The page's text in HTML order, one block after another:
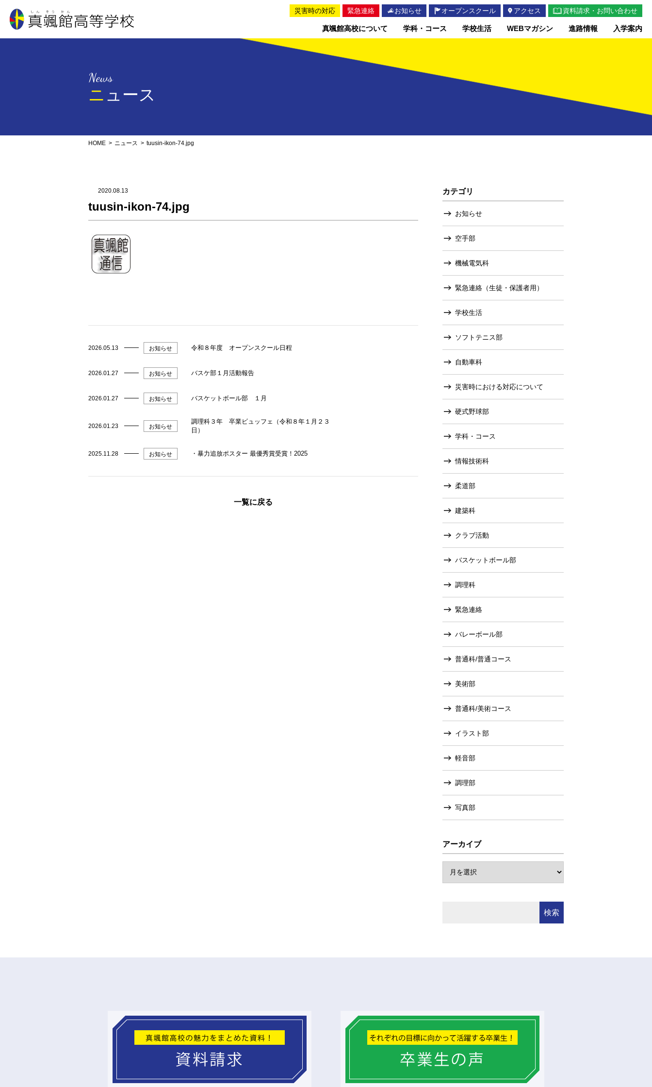
真颯館高校について
学科・コース 学校生活 WEBマガシン 進路情報 入学案内
災害時の対応 緊急連絡 お知らせ オープンスクール アクセス 資料請求・お問い合わせ
News
ニュース
HOME ニュース tuusin-ikon-74.jpg
2020.08.13
tuusin-ikon-74.jpg
2026.05.13 お知らせ 令和８年度 オープンスクール日程
2026.01.27 お知らせ バスケ部１月活動報告
2026.01.27 お知らせ バスケットボール部 １月
2026.01.23 お知らせ
調理科３年 卒業ビュッフェ（令和８年１月２３
日）
2025.11.28 お知らせ ・暴力追放ポスター 最優秀賞受賞！2025
一覧に戻る
カテゴリ
お知らせ
空手部
機械電気科
緊急連絡（生徒・保護者用）
学校生活
ソフトテニス部
自動車科
災害時における対応について
硬式野球部
学科・コース
情報技術科
柔道部
建築科
クラブ活動
バスケットボール部
調理科
緊急連絡
バレーボール部
普通科/普通コース
美術部
普通科/美術コース
イラスト部
軽音部
調理部
写真部
アーカイブ